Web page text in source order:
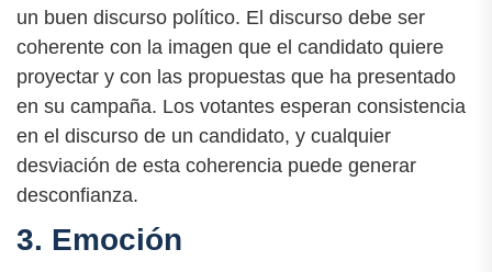
un buen discurso político. El discurso debe ser
coherente con la imagen que el candidato quiere
proyectar y con las propuestas que ha presentado
en su campaña. Los votantes esperan consistencia
en el discurso de un candidato, y cualquier
desviación de esta coherencia puede generar
desconfianza.
3. Emoción